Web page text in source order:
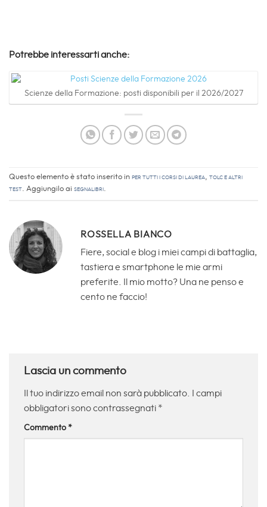
Potrebbe interessarti anche:
Scienze della Formazione: posti disponibili per il 2026/2027
Questo elemento è stato inserito in Per tutti i corsi di laurea, TOLC e altri
Test. Aggiungilo ai segnalibri.
ROSSELLA BIANCO
Fiere, social e blog i miei campi di battaglia,
tastiera e smartphone le mie armi
preferite. Il mio motto? Una ne penso e
cento ne faccio!
Lascia un commento
Il tuo indirizzo email non sarà pubblicato.
I campi
obbligatori sono contrassegnati *
Commento *